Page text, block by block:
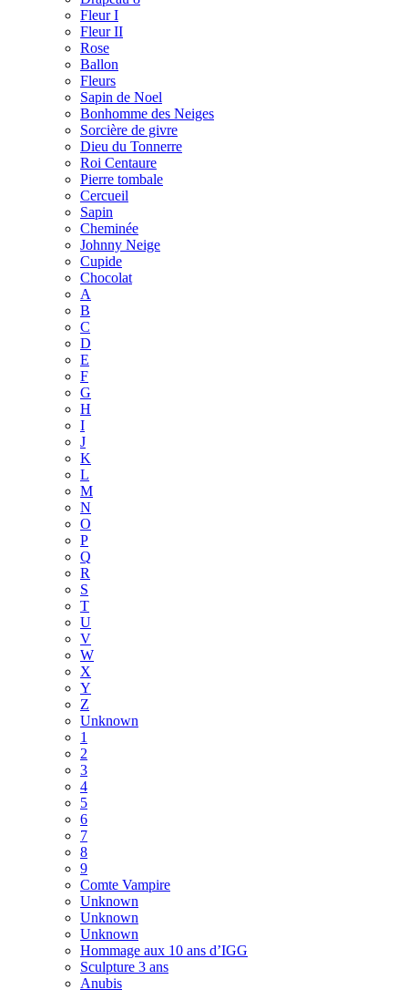
Fleur I
Fleur II
Rose
Ballon
Fleurs
Sapin de Noel
Bonhomme des Neiges
Sorcière de givre
Dieu du Tonnerre
Roi Centaure
Pierre tombale
Cercueil
Sapin
Cheminée
Johnny Neige
Cupide
Chocolat
A
B
C
D
E
F
G
H
I
J
K
L
M
N
O
P
Q
R
S
T
U
V
W
X
Y
Z
Unknown
1
2
3
4
5
6
7
8
9
Comte Vampire
Unknown
Unknown
Unknown
Hommage aux 10 ans d’IGG
Sculpture 3 ans
Anubis